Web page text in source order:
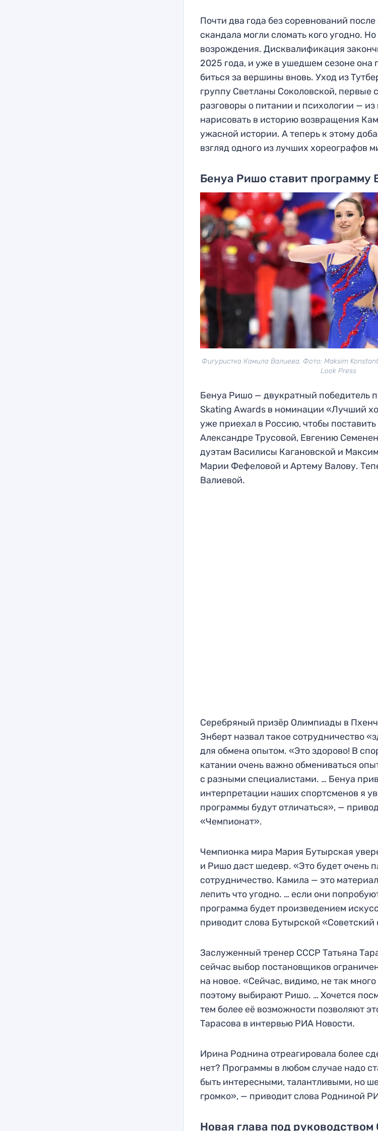
Почти два года без соревнований
скандала могли сломать кого угодно.
возрождения. Дисквалификация
2025 года, и уже в ушедшем сезоне она
биться за вершины вновь. Уход из
группу Светланы Соколовской, первые
разговоры о питании и психологии — из
нарисовать в историю возвращения
ужасной истории. А теперь к этому
взгляд одного из лучших хореографов
Бенуа Ришо ставит программу
Фигуристка Камила Валиева. Фото: Maksim
Look Press
Бенуа Ришо — двукратный победитель
Skating Awards в номинации «Лучший
уже приехал в Россию, чтобы
Александре Трусовой, Евгению
дуэтам Василисы Кагановской и
Марии Фефеловой и Артему Валову.
Валиевой.
Серебряный призёр Олимпиады в
Энберт назвал такое сотрудничество
для обмена опытом. «Это здорово! В
катании очень важно обмениваться
с разными специалистами. … Бенуа
интерпретации наших спортсменов я
программы будут отличаться», —
«Чемпионат».
Чемпионка мира Мария Бутырская
и Ришо даст шедевр. «Это будет очень
сотрудничество. Камила — это
лепить что угодно. … если они
программа будет произведением
приводит слова Бутырской «Советский
Заслуженный тренер СССР Татьяна
сейчас выбор постановщиков
на новое. «Сейчас, видимо, не так
поэтому выбирают Ришо. … Хочется
тем более её возможности позволяют
Тарасова в интервью РИА Новости.
Ирина Роднина отреагировала более
нет? Программы в любом случае надо
быть интересными, талантливыми, но
громко», — приводит слова Родниной
Новая глава под